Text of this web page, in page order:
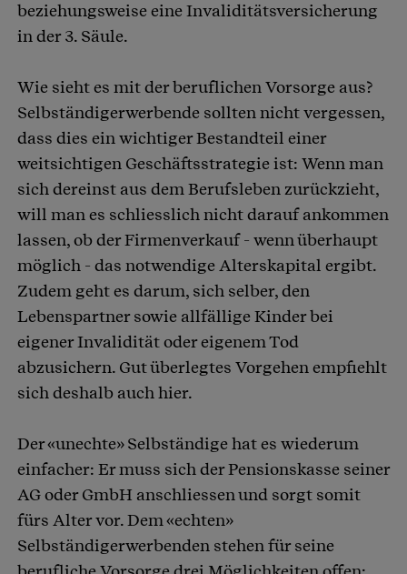
beziehungsweise eine Invaliditätsversicherung
in der 3. Säule.
Wie sieht es mit der beruflichen Vorsorge aus?
Selbständigerwerbende sollten nicht vergessen,
dass dies ein wichtiger Bestandteil einer
weitsichtigen Geschäftsstrategie ist: Wenn man
sich dereinst aus dem Berufsleben zurückzieht,
will man es schliesslich nicht darauf ankommen
lassen, ob der Firmenverkauf - wenn überhaupt
möglich - das notwendige Alterskapital ergibt.
Zudem geht es darum, sich selber, den
Lebenspartner sowie allfällige Kinder bei
eigener Invalidität oder eigenem Tod
abzusichern. Gut überlegtes Vorgehen empfiehlt
sich deshalb auch hier.
Der «unechte» Selbständige hat es wiederum
einfacher: Er muss sich der Pensionskasse seiner
AG oder GmbH anschliessen und sorgt somit
fürs Alter vor. Dem «echten»
Selbständigerwerbenden stehen für seine